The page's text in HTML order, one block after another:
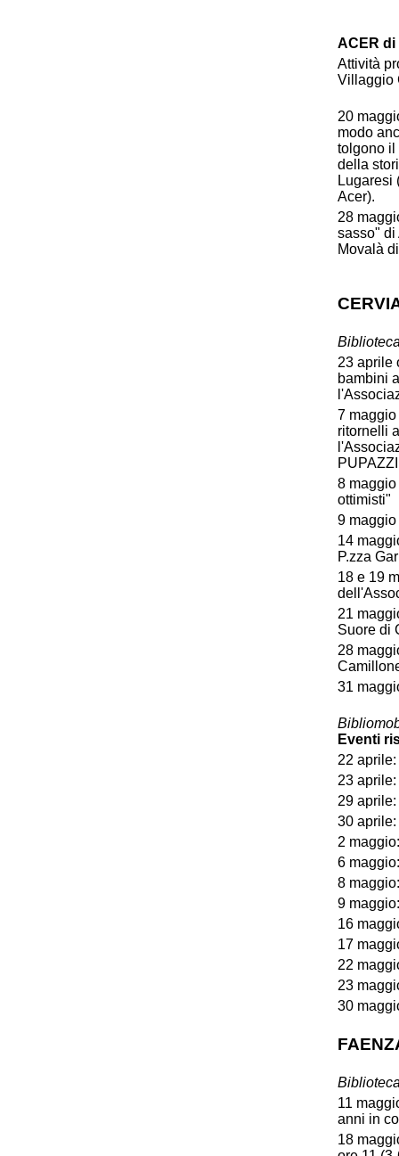
ACER di
Attività
Villaggio
20
modo
tolgono il
della
Lugaresi
Acer).
28
sasso" di
Movalà
23 aprile
bambini
7
ritornelli
PUPAZZI
8
ottimisti"
9
14
P.zza
18 e 19
21
Suore di
28
31
Eventi
22
23
29
30
2
6
8
9
16
17
22
23
30
11
anni in
18